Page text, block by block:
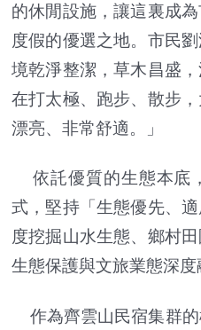
的休閒設施，讓這裏成
度假的優選之地。市民
境乾淨整潔，草木昌盛
在打太極、跑步、散步
漂亮、非常舒適。」
依託優質的生態本底
式，堅持「生態優先、
度挖掘山水生態、鄉村
生態保護與文旅業態深度
作為齊雲山民宿集群的